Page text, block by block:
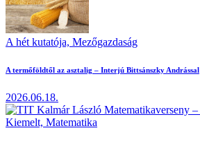
A hét kutatója, Mezőgazdaság
A termőföldtől az asztalig – Interjú Bittsánszky Andrással
2026.06.18.
Kiemelt, Matematika